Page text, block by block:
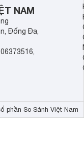
NAM
Đống Đa,
phần So Sánh Việt Nam